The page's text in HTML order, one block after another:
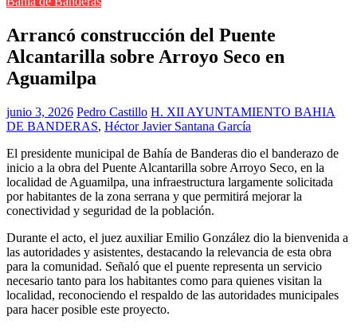
Arrancó construcción del Puente
Alcantarilla sobre Arroyo Seco en
Aguamilpa
junio 3, 2026 Pedro Castillo H. XII AYUNTAMIENTO BAHIA
DE BANDERAS, Héctor Javier Santana García
El presidente municipal de Bahía de Banderas dio el banderazo de
inicio a la obra del Puente Alcantarilla sobre Arroyo Seco, en la
localidad de Aguamilpa, una infraestructura largamente solicitada
por habitantes de la zona serrana y que permitirá mejorar la
conectividad y seguridad de la población.
Durante el acto, el juez auxiliar Emilio González dio la bienvenida a
las autoridades y asistentes, destacando la relevancia de esta obra
para la comunidad. Señaló que el puente representa un servicio
necesario tanto para los habitantes como para quienes visitan la
localidad, reconociendo el respaldo de las autoridades municipales
para hacer posible este proyecto.